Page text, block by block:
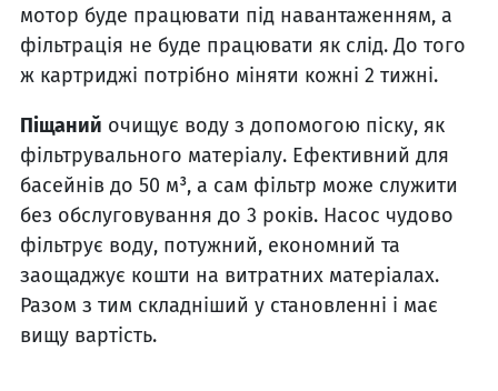
мотор буде працювати під навантаженням, а
фільтрація не буде працювати як слід. До того
ж картриджі потрібно міняти кожні 2 тижні.
Піщаний очищує воду з допомогою піску, як
фільтрувального матеріалу. Ефективний для
басейнів до 50 м³, а сам фільтр може служити
без обслуговування до 3 років. Насос чудово
фільтрує воду, потужний, економний та
заощаджує кошти на витратних матеріалах.
Разом з тим складніший у становленні і має
вищу вартість.